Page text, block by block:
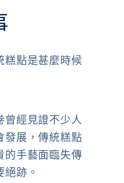
糕點是甚麼時候
曾經見證不少人
發展，傳統糕點
的手藝面臨失傳
絕跡。